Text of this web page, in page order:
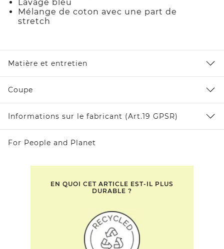
Lavage bleu
Mélange de coton avec une part de
stretch
Matière et entretien
Coupe
Informations sur le fabricant (Art.19 GPSR)
For People and Planet
EN QUOI CET ARTICLE EST-IL PLUS
DURABLE ?